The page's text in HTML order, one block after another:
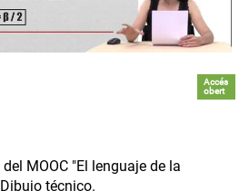
Accés
obert
MOOC "El lenguaje de la
técnico.